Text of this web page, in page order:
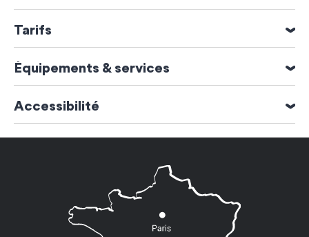
Tarifs
Équipements & services
Accessibilité